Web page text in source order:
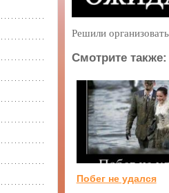
Решили
Смотрите также:
Побег не удался